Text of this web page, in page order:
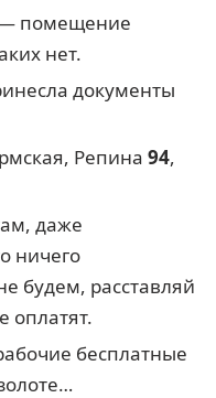
— помещение
нет.
документы
Репина 94,
даже
ничего
будем, расставляй
оплатят.
бесплатные